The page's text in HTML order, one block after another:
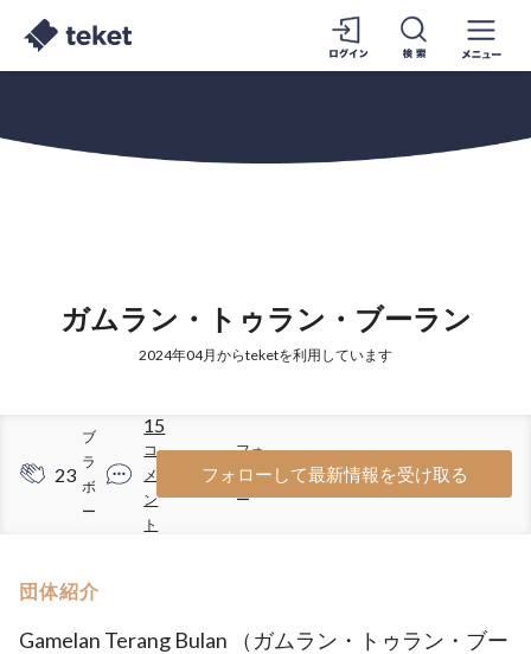
ガムラン・トゥラン・ブーラン
2024年04月からteketを利用しています
23
ブ
ラ
ボ
ー
15
コ
メ
ン
ト
61
フォ
ロワ
ー
フォローして最新情報を受け取る
団体紹介
Gamelan Terang Bulan （ガムラン・トゥラン・ブー